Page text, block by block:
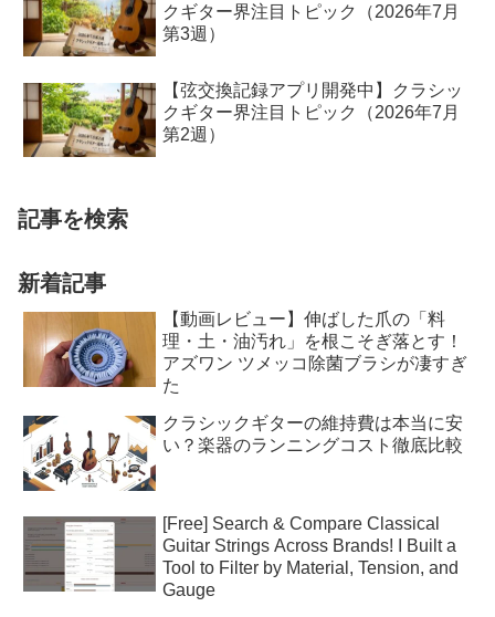
クギター界注目トピック（2026年7月
第3週）
【弦交換記録アプリ開発中】クラシッ
クギター界注目トピック（2026年7月
第2週）
記事を検索
新着記事
【動画レビュー】伸ばした爪の「料
理・土・油汚れ」を根こそぎ落とす！
アズワン ツメッコ除菌ブラシが凄すぎ
た
クラシックギターの維持費は本当に安
い？楽器のランニングコスト徹底比較
[Free] Search & Compare Classical
Guitar Strings Across Brands! I Built a
Tool to Filter by Material, Tension, and
Gauge